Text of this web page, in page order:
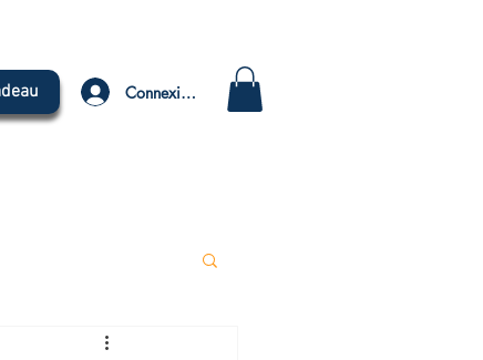
Connexion
TRIBUNE